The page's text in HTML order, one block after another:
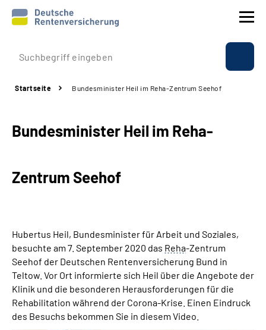
Prävention
Rente
Über uns & Presse
Online-Services
Suche
Startseite Bundesminister Heil im Reha-Zentrum Seehof
Bundesminister Heil im Reha-
Zentrum Seehof
Hubertus Heil, Bundesminister für Arbeit und Soziales,
besuchte am 7. September 2020 das Reha-Zentrum
Seehof der Deutschen Rentenversicherung Bund in
Teltow. Vor Ort informierte sich Heil über die Angebote der
Klinik und die besonderen Herausforderungen für die
Rehabilitation während der Corona-Krise. Einen Eindruck
des Besuchs bekommen Sie in diesem Video.